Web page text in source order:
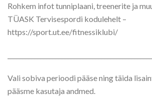
Rohkem infot tunniplaani, treenerite ja
TÜASK Tervisespordi kodulehelt –
https://sport.ut.ee/fitnessiklubi/
Vali sobiva perioodi pääse ning täida
pääsme kasutaja andmed.